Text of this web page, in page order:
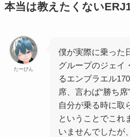
本当は教えたくない
たーびん
僕が実際に乗った
グループのジェイ
るエンブラエル
席、言わば“勝ち席
自分が乗る時に取
ということでこれ
いませんでしたが